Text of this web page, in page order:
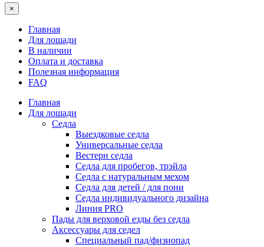
×
Главная
Для лошади
В наличии
Оплата и доставка
Полезная информация
FAQ
Главная
Для лошади
Седла
Выездковые седла
Универсальные седла
Вестерн седла
Седла для пробегов, трэйла
Седла с натуральным мехом
Седла для детей / для пони
Седла индивидуального дизайна
Линия PRO
Пады для верховой езды без седла
Аксессуары для седел
Специальный пад/физиопад